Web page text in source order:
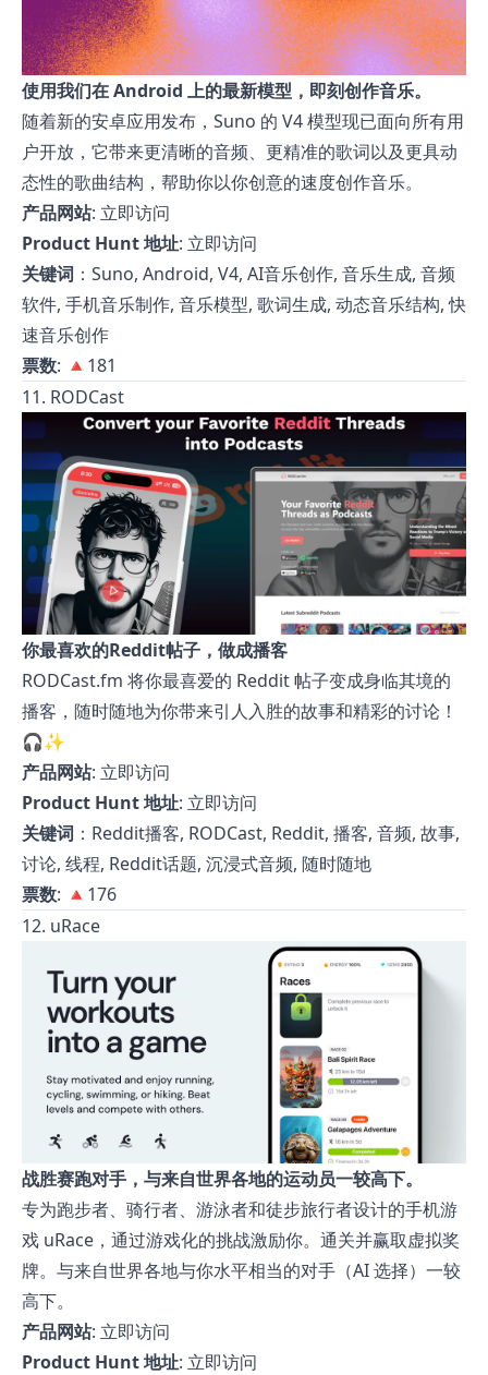
使用我们在 Android 上的最新模型，即刻创作音乐。
随着新的安卓应用发布，Suno 的 V4 模型现已面向所有用
户开放，它带来更清晰的音频、更精准的歌词以及更具动
态性的歌曲结构，帮助你以你创意的速度创作音乐。
产品网站: 立即访问
Product Hunt 地址: 立即访问
关键词 ：Suno, Android, V4, AI音乐创作, 音乐生成, 音频
软件, 手机音乐制作, 音乐模型, 歌词生成, 动态音乐结构, 快
速音乐创作
票数: 🔺181
11. RODCast
你最喜欢的Reddit帖子，做成播客
RODCast.fm 将你最喜爱的 Reddit 帖子变成身临其境的
播客，随时随地为你带来引人入胜的故事和精彩的讨论！
🎧✨
产品网站: 立即访问
Product Hunt 地址: 立即访问
关键词 ：Reddit播客, RODCast, Reddit, 播客, 音频, 故事,
讨论, 线程, Reddit话题, 沉浸式音频, 随时随地
票数: 🔺176
12. uRace
战胜赛跑对手，与来自世界各地的运动员一较高下。
专为跑步者、骑行者、游泳者和徒步旅行者设计的手机游
戏 uRace，通过游戏化的挑战激励你。通关并赢取虚拟奖
牌。与来自世界各地与你水平相当的对手（AI 选择）一较
高下。
产品网站: 立即访问
Product Hunt 地址: 立即访问